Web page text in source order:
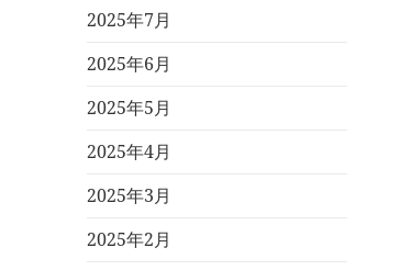
2025年7月
2025年6月
2025年5月
2025年4月
2025年3月
2025年2月